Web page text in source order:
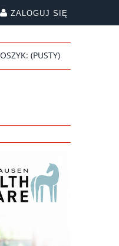
ZALOGUJ SIĘ
(PUSTY)